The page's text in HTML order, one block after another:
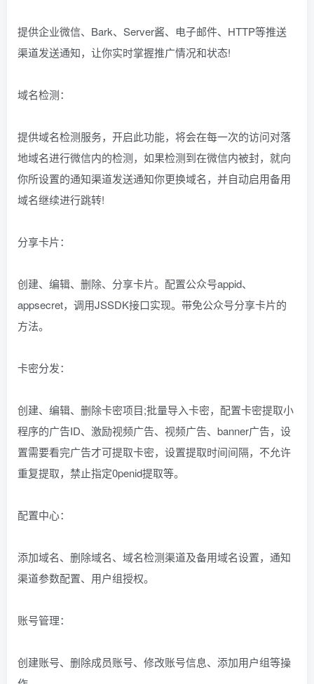
提供企业微信、Bark、Server酱、电子邮件、HTTP等推送
渠道发送通知，让你实时掌握推广情况和状态!
域名检测：
提供域名检测服务，开启此功能，将会在每一次的访问对落
地域名进行微信内的检测，如果检测到在微信内被封，就向
你所设置的通知渠道发送通知你更换域名，并自动启用备用
域名继续进行跳转!
分享卡片：
创建、编辑、删除、分享卡片。配置公众号appid、
appsecret，调用JSSDK接口实现。带免公众号分享卡片的
方法。
卡密分发：
创建、编辑、删除卡密项目;批量导入卡密，配置卡密提取小
程序的广告ID、激励视频广告、视频广告、banner广告，设
置需要看完广告才可提取卡密，设置提取时间间隔，不允许
重复提取，禁止指定0penid提取等。
配置中心：
添加域名、删除域名、域名检测渠道及备用域名设置，通知
渠道参数配置、用户组授权。
账号管理：
创建账号、删除成员账号、修改账号信息、添加用户组等操